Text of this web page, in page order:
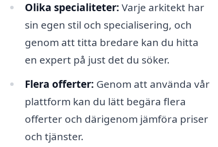
Olika specialiteter: Varje arkitekt har
sin egen stil och specialisering, och
genom att titta bredare kan du hitta
en expert på just det du söker.
Flera offerter: Genom att använda vår
plattform kan du lätt begära flera
offerter och därigenom jämföra priser
och tjänster.